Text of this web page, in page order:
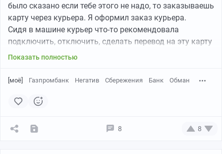
было сказано если тебе этого не надо, то заказываешь
карту через курьера. Я оформил заказ курьера.
Сидя в машине курьер что-то рекомендовала
подключить, отключить, сделать перевод на эту карту
, оплатит что-то. Как я понял так происходит у них
Уже дома стал вникать как открыть накопительный
ставку получить, нужно активировать " пакет
применяться только в следующем месяце! Тоесть
Показать полностью
[моё] Газпромбанк Негатив Сбережения Банк Обман
8 8